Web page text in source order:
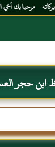
مجددا في
ابن حجر